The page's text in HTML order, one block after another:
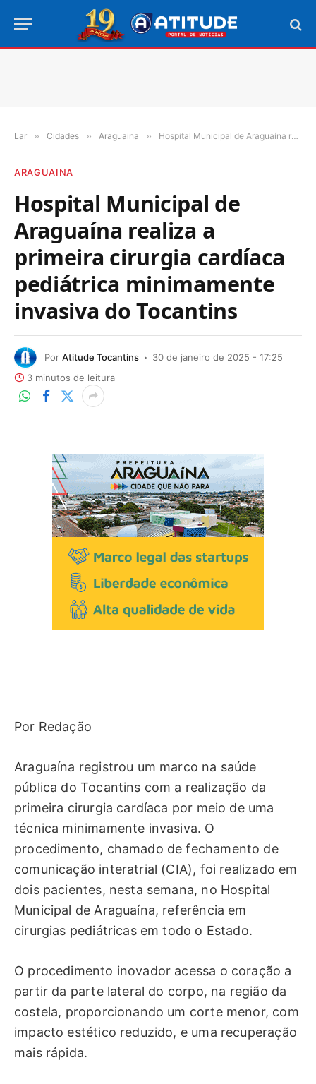
Lar » Cidades » Araguaina » Hospital Municipal de Araguaína realiza a primeira cirurgia cardíaca pediátrica minimamente invasiva do Tocantins
ARAGUAINA
Hospital Municipal de
Araguaína realiza a
primeira cirurgia cardíaca
pediátrica minimamente
invasiva do Tocantins
Por Atitude Tocantins
30 de janeiro de 2025 - 17:25
3 minutos de leitura
Por Redação
Araguaína registrou um marco na saúde
pública do Tocantins com a realização da
primeira cirurgia cardíaca por meio de uma
técnica minimamente invasiva. O
procedimento, chamado de fechamento de
comunicação interatrial (CIA), foi realizado em
dois pacientes, nesta semana, no Hospital
Municipal de Araguaína, referência em
cirurgias pediátricas em todo o Estado.
O procedimento inovador acessa o coração a
partir da parte lateral do corpo, na região da
costela, proporcionando um corte menor, com
impacto estético reduzido, e uma recuperação
mais rápida.